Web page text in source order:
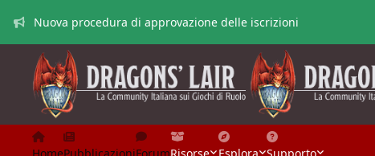
Nuova procedura di approvazione delle iscrizioni
HomePubblicazioniForumRisorse Esplora Supporto